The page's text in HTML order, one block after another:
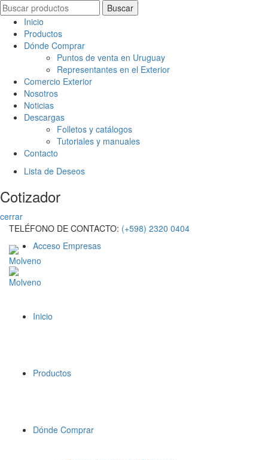
Search
for:
Buscar
Inicio
Productos
Dónde Comprar
Puntos de venta en Uruguay
Representantes en el Exterior
Comercio Exterior
Nosotros
Noticias
Descargas
Folletos y catálogos
Tutoriales y manuales
Contacto
Lista de Deseos
Cotizador
cerrar
TELÉFONO DE CONTACTO: (+598) 2320 0404
Acceso Empresas
Inicio
Productos
Dónde Comprar